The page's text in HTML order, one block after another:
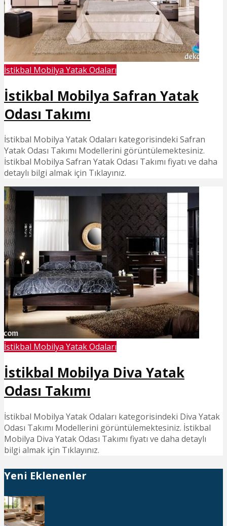
İstikbal Mobilya Yatak Odaları
İstikbal Mobilya Safran Yatak
Odası Takımı
İstikbal Mobilya Yatak Odaları kategorisindeki Safran
Yatak Odası Takımı Modellerini görüntülemektesiniz.
İstikbal Mobilya Safran Yatak Odası Takımı fiyatı ve daha
detaylı bilgi almak için Tıklayınız.
İstikbal Mobilya Yatak Odaları
İstikbal Mobilya Diva Yatak
Odası Takımı
İstikbal Mobilya Yatak Odaları kategorisindeki Diva Yatak
Odası Takımı Modellerini görüntülemektesiniz. İstikbal
Mobilya Diva Yatak Odası Takımı fiyatı ve daha detaylı
bilgi almak için Tıklayınız.
Yeni Eklenenler